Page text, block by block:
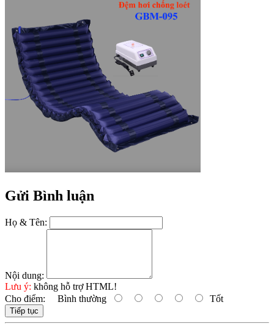
Gửi Bình luận
Họ & Tên:
Nội dung:
Lưu ý: không hỗ trợ HTML!
Cho điểm: Bình thường Tốt
Tiếp tục